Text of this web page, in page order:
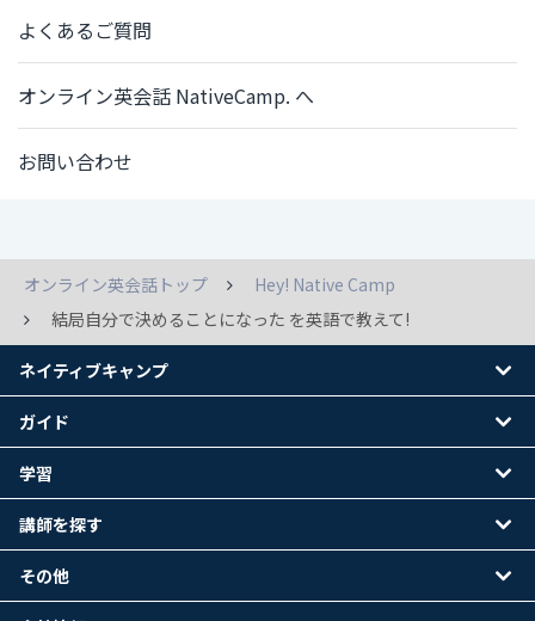
よくあるご質問
オンライン英会話 NativeCamp. へ
お問い合わせ
オンライン英会話トップ
Hey! Native Camp
結局自分で決めることになった を英語で教えて!
ネイティブキャンプ
ガイド
学習
講師を探す
その他